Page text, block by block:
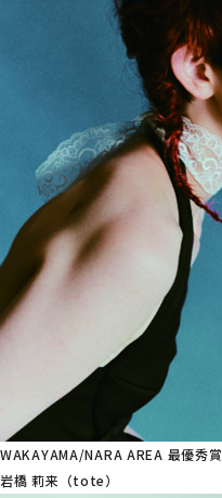
WAKAYAMA/NARA AREA 最優秀賞
岩橋 莉来（tote）